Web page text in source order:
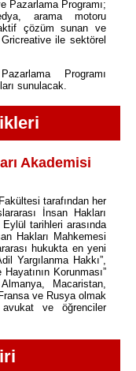
Pazarlama Programı;
arama motoru
çözüm sunan ve
ile sektörel
Programı
sunulacak.
Akademisi
tarafından her
İnsan Hakları
Eylül tarihleri arasında
Hakları Mahkemesi
hukukta en yeni
Yargılanma Hakkı”,
Korunması”
Macaristan,
ve Rusya olmak
ve öğrenciler